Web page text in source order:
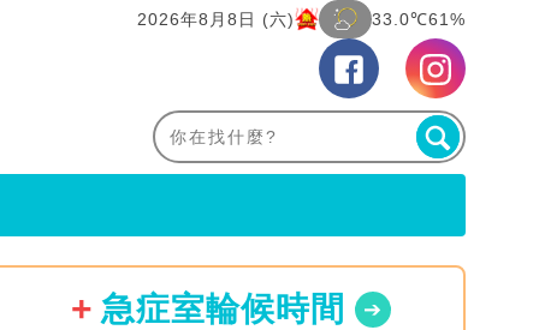
2026年8月8日 (六) 33.0℃61%
急症室輪候時間